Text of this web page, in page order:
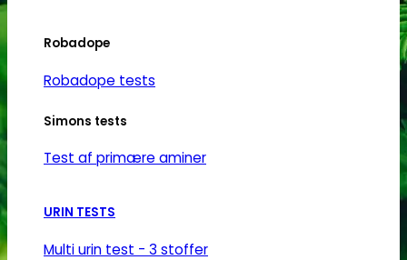
Robadope
Robadope tests
Simons tests
Test af primære aminer
URIN TESTS
Multi urin test - 3 stoffer